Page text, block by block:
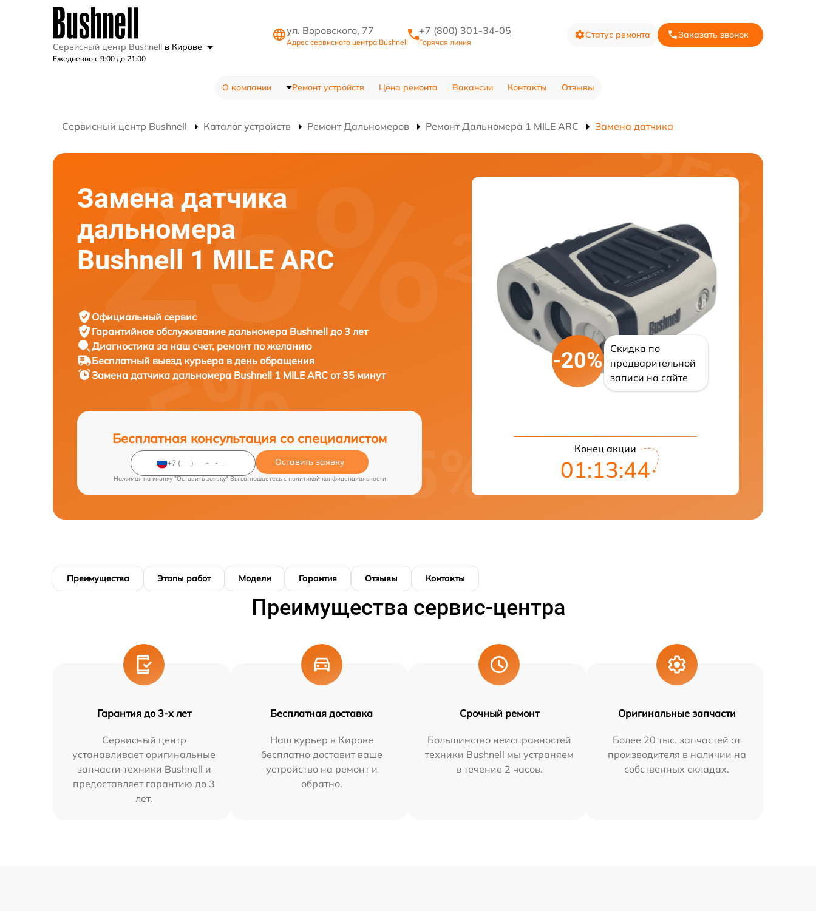
Сервисный центр Bushnell в Кирове
Ежедневно с 9:00 до 21:00
ул. Воровского, 77
Адрес сервисного центра Bushnell
+7 (800) 301-34-05
Горячая линия
Статус ремонта Заказать звонок
О компании Ремонт устройств Цена ремонта Вакансии Контакты Отзывы
Сервисный центр Bushnell Каталог устройств Ремонт Дальномеров Ремонт Дальномера 1 MILE ARC Замена датчика
Замена датчика
дальномера
Bushnell 1 MILE ARC
Официальный сервис
Гарантийное обслуживание дальномера Bushnell до 3 лет
Диагностика за наш счет, ремонт по желанию
Бесплатный выезд курьера в день обращения
Замена датчика дальномера Bushnell 1 MILE ARC от 35 минут
Бесплатная консультация со специалистом
Оставить заявку
Нажимая на кнопку "Оставить заявку" Вы соглашаетесь c политикой конфиденциальности
-20%
Скидка по
предварительной
записи на сайте
Конец акции
01:13:43
Преимущества Этапы работ Модели Гарантия Отзывы Контакты
Преимущества сервис-центра
Гарантия до 3-х лет
Сервисный центр
устанавливает оригинальные
запчасти техники Bushnell и
предоставляет гарантию до 3
лет.
Бесплатная доставка
Наш курьер в Кирове
бесплатно доставит ваше
устройство на ремонт и
обратно.
Срочный ремонт
Большинство неисправностей
техники Bushnell мы устраняем
в течение 2 часов.
Оригинальные запчасти
Более 20 тыс. запчастей от
производителя в наличии на
собственных складах.